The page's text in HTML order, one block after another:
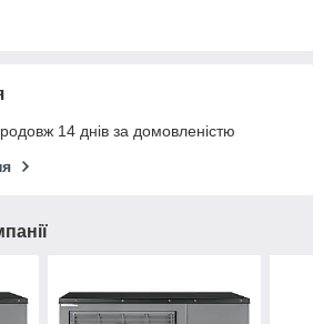
14 днів за домовленістю